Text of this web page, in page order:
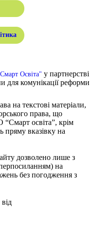
Освіта" у партнерстві
для комунікації реформи
на текстові матеріали,
права, що
“Смарт освіта”, крім
пряму вказівку на
дозволено лише з
на
без погодження з